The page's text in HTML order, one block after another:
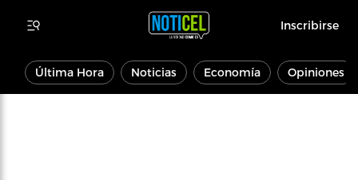
Inscribirse
Última Hora Noticias Economía Opiniones